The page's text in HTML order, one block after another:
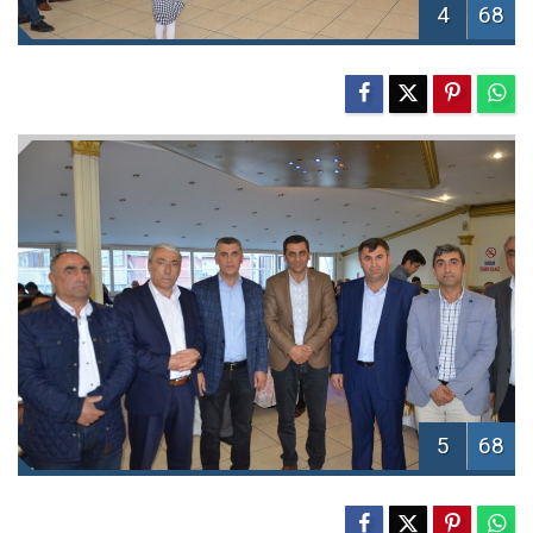
4 68
5 68